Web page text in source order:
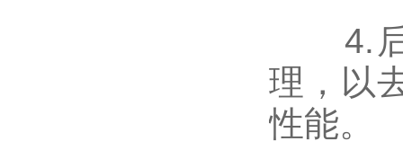
4.后
理，以
性能。